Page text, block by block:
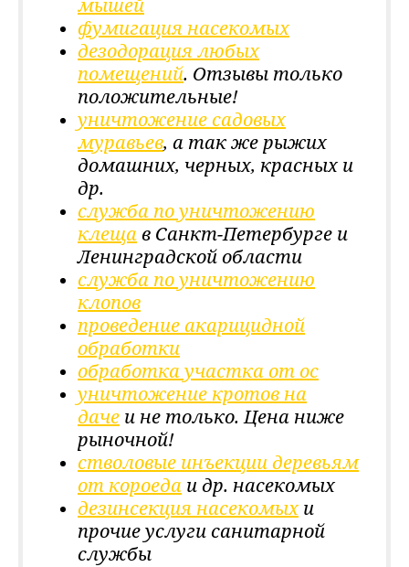
фумигация насекомых
дезодорация любых
помещений. Отзывы только
положительные!
уничтожение садовых
муравьев, а так же рыжих
домашних, черных, красных и
др.
служба по уничтожению
клещав Санкт-Петербурге и
Ленинградской области
служба по уничтожению
клопов
проведение акарицидной
обработки
обработка участка от ос
уничтожение кротов на
даче и не только. Цена ниже
рыночной!
стволовые инъекции деревьям
от короеда и др. насекомых
дезинсекция насекомыхи
прочие услугисанитарной
службы